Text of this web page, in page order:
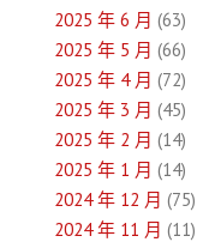
覽2025 年 6 月 (63)
2025 年 5 月 (66)
2025 年 4 月 (72)
2025 年 3 月 (45)
2025 年 2 月 (14)
2025 年 1 月 (14)
2024 年 12 月 (75)
2024 年 11 月 (11)